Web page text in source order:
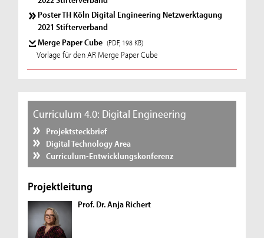
Poster TH Köln Digital Engineering Netzwerktagung
2021 Stifterverband
Merge Paper Cube (PDF, 198 KB)
Vorlage für den AR Merge Paper Cube
Curriculum 4.0: Digital Engineering
Projektsteckbrief
Digital Technology Area
Curriculum-Entwicklungskonferenz
Projektleitung
Prof. Dr. Anja Richert